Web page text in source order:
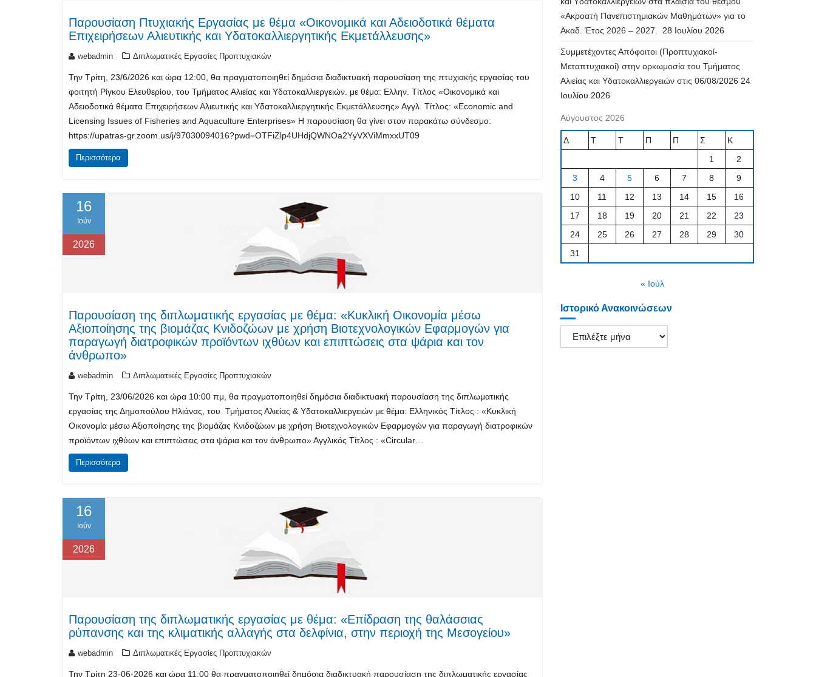
Παρουσίαση Πτυχιακής Εργασίας με θέμα «Οικονομικά και Αδειοδοτικά θέματα
Επιχειρήσεων Αλιευτικής και Υδατοκαλλιεργητικής Εκμετάλλευσης»
webadmin Διπλωματικές Εργασίες Προπτυχιακών
Την Τρίτη, 23/6/2026 και ώρα 12:00, θα πραγματοποιηθεί δημόσια διαδικτυακή παρουσίαση της πτυχιακής εργασίας του
φοιτητή Ρίγκου Ελευθερίου, του Τμήματος Αλιείας και Υδατοκαλλιεργειών. με θέμα: Ελλην. Τίτλος «Οικονομικά και
Αδειοδοτικά θέματα Επιχειρήσεων Αλιευτικής και Υδατοκαλλιεργητικής Εκμετάλλευσης» Αγγλ. Τίτλος: «Economic and
Licensing Issues of Fisheries and Aquaculture Enterprises» Η παρουσίαση θα γίνει στον παρακάτω σύνδεσμο:
https://upatras-gr.zoom.us/j/97030094016?pwd=OTFiZlp4UHdjQWNOa2YyVXViMmxxUT09
Περισσότερα
16
Ιούν
2026
Παρουσίαση της διπλωματικής εργασίας με θέμα: «Κυκλική Οικονομία μέσω
Αξιοποίησης της βιομάζας Κνιδοζώων με χρήση Βιοτεχνολογικών Εφαρμογών για
παραγωγή διατροφικών προϊόντων ιχθύων και επιπτώσεις στα ψάρια και τον
άνθρωπο»
webadmin Διπλωματικές Εργασίες Προπτυχιακών
Την Τρίτη, 23/06/2026 και ώρα 10:00 πμ, θα πραγματοποιηθεί δημόσια διαδικτυακή παρουσίαση της διπλωματικής
εργασίας της Δημοπούλου Ηλιάνας, του Τμήματος Αλιείας & Υδατοκαλλιεργειών με θέμα: Ελληνικός Τίτλος : «Κυκλική
Οικονομία μέσω Αξιοποίησης της βιομάζας Κνιδοζώων με χρήση Βιοτεχνολογικών Εφαρμογών για παραγωγή διατροφικών
προϊόντων ιχθύων και επιπτώσεις στα ψάρια και τον άνθρωπο» Αγγλικός Τίτλος : «Circular…
Περισσότερα
16
Ιούν
2026
Παρουσίαση της διπλωματικής εργασίας με θέμα: «Επίδραση της θαλάσσιας
ρύπανσης και της κλιματικής αλλαγής στα δελφίνια, στην περιοχή της Μεσογείου»
webadmin Διπλωματικές Εργασίες Προπτυχιακών
Την Τρίτη 23-06-2026 και ώρα 11:00 θα πραγματοποιηθεί δημόσια διαδικτυακή παρουσίαση της διπλωματικής εργασίας
«Ακροατή Πανεπιστημιακών Μαθημάτων» για το
Ακαδ. Έτος 2026 – 2027. 28 Ιουλίου 2026
Συμμετέχοντες Απόφοιτοι (Προπτυχιακοί-
Μεταπτυχιακοί) στην ορκωμοσία του Τμήματος
Αλιείας και Υδατοκαλλιεργειών στις 06/08/2026 24
Ιουλίου 2026
Αύγουστος 2026
Δ Τ Τ Π Π Σ
Κ
1
2
3
4 5 6 7 8
9
10
11 12 13 14 15
16
17
18 19 20 21 22
23
24
25 26 27 28 29
30
31
« Ιούλ
Ιστορικό Ανακοινώσεων
Ιστορικό
Ανακοινώσεων